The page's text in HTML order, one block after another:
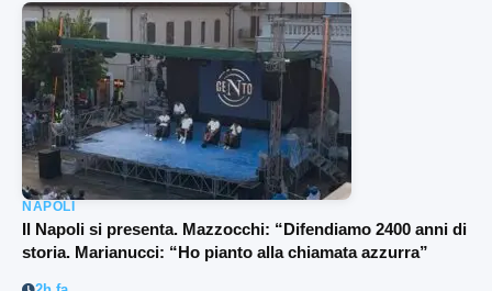
NAPOLI
Il Napoli si presenta. Mazzocchi: “Difendiamo 2400 anni di
storia. Marianucci: “Ho pianto alla chiamata azzurra”